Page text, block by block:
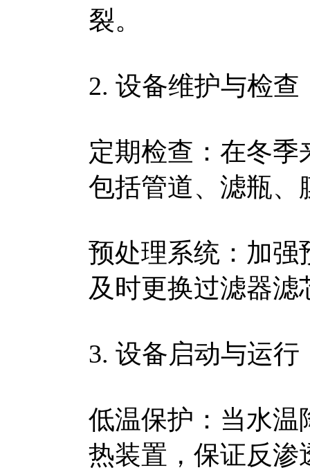
裂。
2. 设备维护与检查
定期检查：在冬
包括管道、滤瓶、
预处理系统：加强
及时更换过滤器
3. 设备启动与运行
低温保护：当水温
热装置，保证反渗